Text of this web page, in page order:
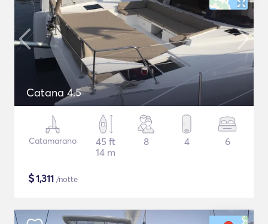
Catana 4.5
Catamarano
45 ft
14 m
8 4 6
$1,311 /notte